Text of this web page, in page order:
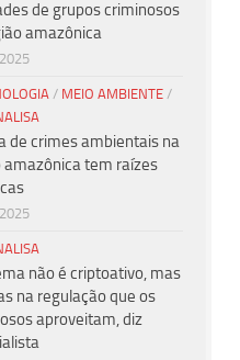
de grupos criminosos
amazônica
/ MEIO AMBIENTE /
de crimes ambientais na
amazônica tem raízes
não é criptoativo, mas
na regulação que os
aproveitam, diz